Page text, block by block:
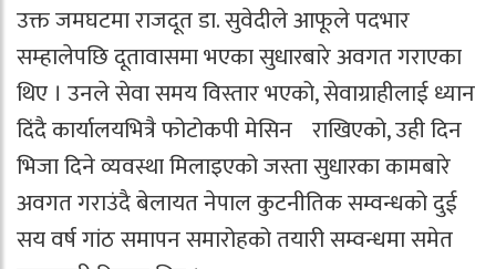
उक्त जमघटमा राजदूत डा. सुवेदीले आफूले पदभार
सम्हालेपछि दूतावासमा भएका सुधारबारे अवगत गराएका
थिए । उनले सेवा समय विस्तार भएको, सेवाग्राहीलाई ध्यान
दिंदै कार्यालयभित्रै फोटोकपी मेसिन राखिएको, उही दिन
भिजा दिने व्यवस्था मिलाइएको जस्ता सुधारका कामबारे
अवगत गराउंदै बेलायत नेपाल कुटनीतिक सम्वन्धको दुई
सय वर्ष गांठ समापन समारोहको तयारी सम्वन्धमा समेत